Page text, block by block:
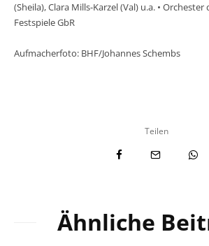
(Sheila), Clara Mills-Karzel (Val) u.a. •
Festspiele GbR
Aufmacherfoto: BHF/Johannes Schembs
Teilen
Ähnliche